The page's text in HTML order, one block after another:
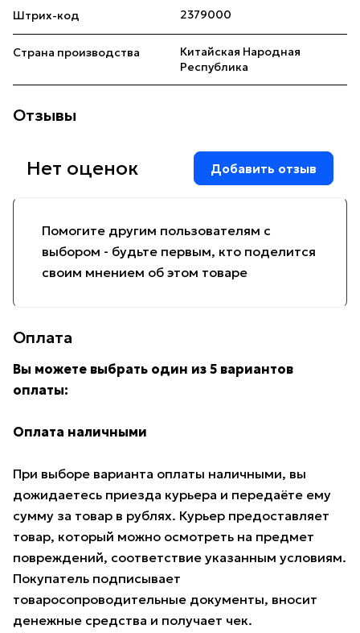
Штрих-код 2379000
Страна производства
Китайская Народная
Республика
Отзывы
Помогите другим пользователям с
выбором - будьте первым, кто поделится
своим мнением об этом товаре
Нет оценок Добавить отзыв
Оплата
Вы можете выбрать один из 5 вариантов
оплаты:
Оплата наличными
При выборе варианта оплаты наличными, вы
дожидаетесь приезда курьера и передаёте ему
сумму за товар в рублях. Курьер предоставляет
товар, который можно осмотреть на предмет
повреждений, соответствие указанным условиям.
Покупатель подписывает
товаросопроводительные документы, вносит
денежные средства и получает чек.